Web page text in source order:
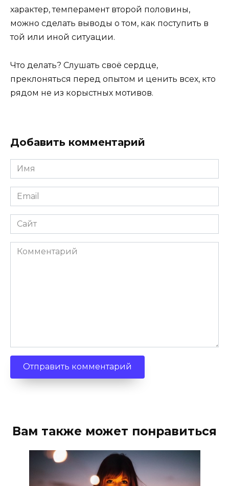
характер, темперамент второй половины,
можно сделать выводы о том, как поступить в
той или иной ситуации.
Что делать? Слушать своё сердце,
преклоняться перед опытом и ценить всех, кто
рядом не из корыстных мотивов.
Добавить комментарий
Имя
*
Email
*
Сайт
Комментарий
Вам также может понравиться